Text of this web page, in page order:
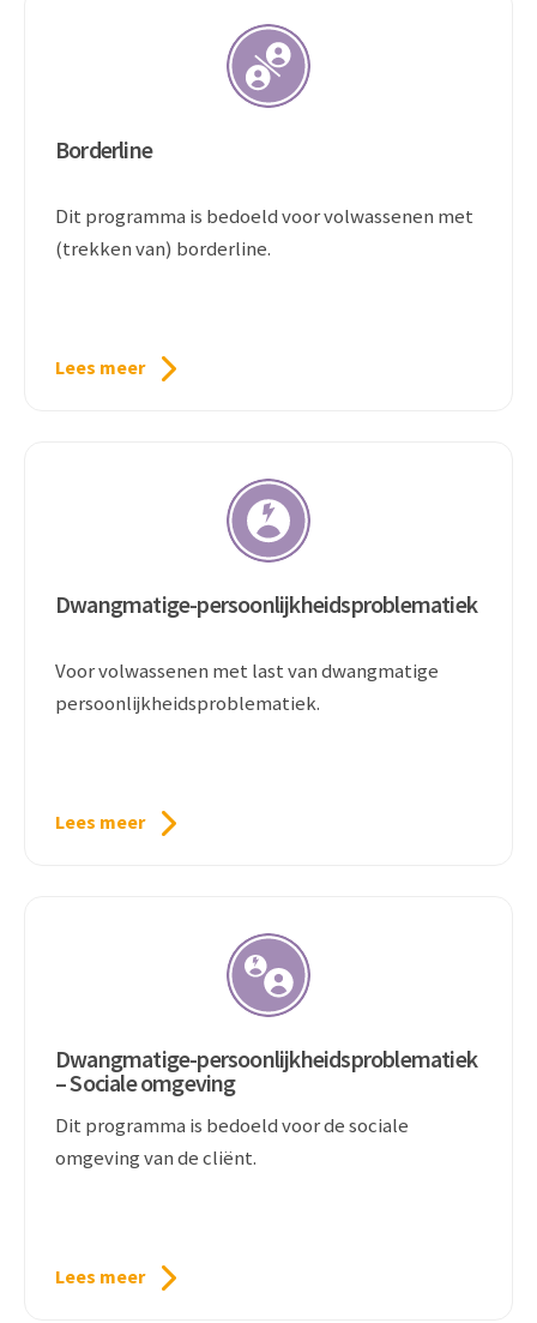
Borderline
Dit programma is bedoeld voor volwassenen met
(trekken van) borderline.
Lees meer
Dwangmatige-persoonlijkheidsproblematiek
Voor volwassenen met last van dwangmatige
persoonlijkheidsproblematiek.
Lees meer
Dwangmatige-persoonlijkheidsproblematiek
– Sociale omgeving
Dit programma is bedoeld voor de sociale
omgeving van de cliënt.
Lees meer